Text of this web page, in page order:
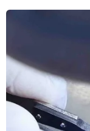
Trung Quốc
19/12/2020 08:39
Tổng thống
cho phép loại
dịch chứng